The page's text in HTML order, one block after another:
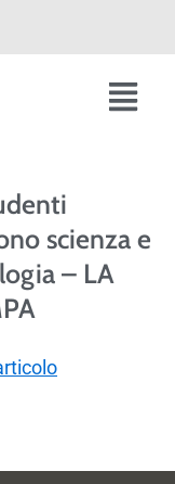
scienza e
– LA